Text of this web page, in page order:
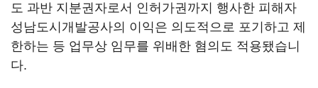
도 과반 지분권자로서 인허가권까지 행사한 피해자
성남도시개발공사의 이익은 의도적으로 포기하고 제
한하는 등 업무상 임무를 위배한 혐의도 적용됐습니
다.